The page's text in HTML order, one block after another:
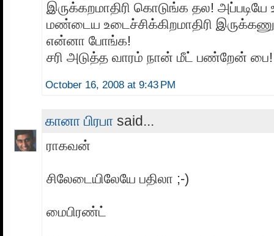
இருக்கறமாதிரி கொடுங்க தல! அப்படியே
மண்டைய உடைச்சிக்கிறமாதிரி
என்னா போங்க!
சரி அடுத்த வாரம் நான் மீட் பண்றேன் பை!
October 16, 2008 at 9:43 PM
கானா பிரபா said...
ராகவன்
சிலேடையிலேயே பதிலா ;-)
மைபிரண்ட்